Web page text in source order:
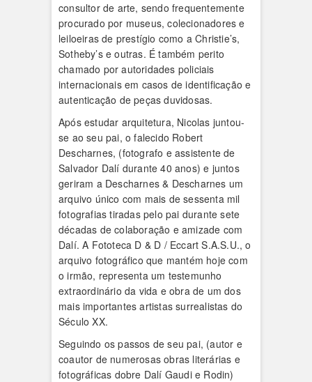
consultor de arte, sendo frequentemente
procurado por museus, colecionadores e
leiloeiras de prestígio como a Christie’s,
Sotheby’s e outras. É também perito
chamado por autoridades policiais
internacionais em casos de identificação e
autenticação de peças duvidosas.
Após estudar arquitetura, Nicolas juntou-
se ao seu pai, o falecido Robert
Descharnes, (fotografo e assistente de
Salvador Dalí durante 40 anos) e juntos
geriram a Descharnes & Descharnes um
arquivo único com mais de sessenta mil
fotografias tiradas pelo pai durante sete
décadas de colaboração e amizade com
Dalí. A Fototeca D & D / Eccart S.A.S.U., o
arquivo fotográfico que mantém hoje com
o irmão, representa um testemunho
extraordinário da vida e obra de um dos
mais importantes artistas surrealistas do
Século XX.
Seguindo os passos de seu pai, (autor e
coautor de numerosas obras literárias e
fotográficas dobre Dalí Gaudi e Rodin)